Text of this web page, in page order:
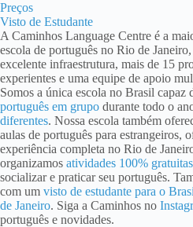
Preços
Visto de Estudante
A Caminhos Language Centre é a
escola de português no Rio de
excelente infraestrutura, mais de 15
experientes e uma equipe de apoio
Somos a única escola no Brasil capaz
português em grupo durante todo o
diferentes. Nossa escola também
aulas de português para estrangeiros,
experiência completa no Rio de
organizamos atividades 100% gratuitas
socializar e praticar seu português.
com um visto de estudante para o
de Janeiro. Siga a Caminhos no
português e novidades.